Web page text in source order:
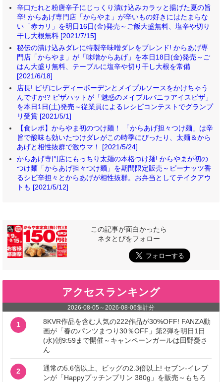
辛口たれと粉唐辛子にじっくり漬け込みカラッと揚げた夏の旨
辛! からあげ専門店「からやま」が辛いもの好きにはたまらな
い「赤カリ」を明日16日(金)発売～ご飯大盛無料、塩辛や切り
干し大根無料 [2021/7/15]
秘伝の漬け込みダレに特製辛味噌ダレをブレンド! からあげ専
門店「からやま」が「味噌からあげ」を本日18日(金)発売～ご
はん大盛り無料、テーブルに塩辛や切り干し大根を常備
[2021/6/18]
店長! ピザにレディーボーデンとメイプルソースをかけちゃう
んですか!? ピザハットが「魅惑のメイプルバニラアイスピザ」
を本日1日(土)発売～従業員によるレシピコンテストでグランプ
リ受賞 [2021/5/1]
【食レポ】からやま初のつけ麺！ 「からあげ担々つけ麺」は辛
旨で酸味も効いたつけダレがこの時季にぴったり、太麺＆から
あげと相性抜群で激ウマ！ [2021/5/24]
からあげ専門店にもっちり太麺の本格つけ麺! からやまが初の
つけ麺「からあげ担々つけ麺」を期間限定販売～ピーナッツ香
るシビ辛担々とからあげが相性抜群。お弁当としてテイクアウ
トも [2021/5/12]
この記事が面白かったら
ネタとぴをフォロー
アクセスランキング
2026-08-05 ～ 2026-08-06集計分
1
8KVR作品を含む人気の222作品が30%OFF! FANZA動
画が「春のパンツまつり30％OFF」第2弾を明日1日
(水)朝9:59まで開催～キャンペーンガールは田野憂さ
ん
2
通常の5.6倍以上、ビッグの2.3倍以上! セブン‐イレブ
ンが「Happyプッチンプリン 380g」を販売～もちろ